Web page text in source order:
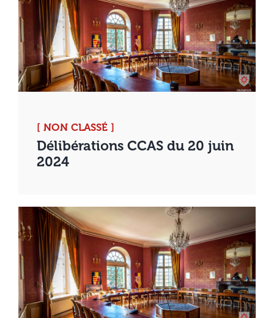
[ NON CLASSÉ ]
Délibérations CCAS du 20 juin
2024